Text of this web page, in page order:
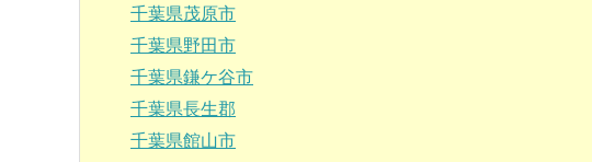
千葉県茂原市
千葉県野田市
千葉県鎌ケ谷市
千葉県長生郡
千葉県館山市